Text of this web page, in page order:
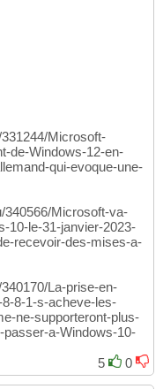
Microsoft-
de-Windows-12-en-
qui-evoque-une-
340566/Microsoft-va-
10-le-31-janvier-2023-
recevoir-des-mises-a-
La-prise-en-
8-1-s-acheve-les-
ne-supporteront-plus-
a-Windows-10-
5
0